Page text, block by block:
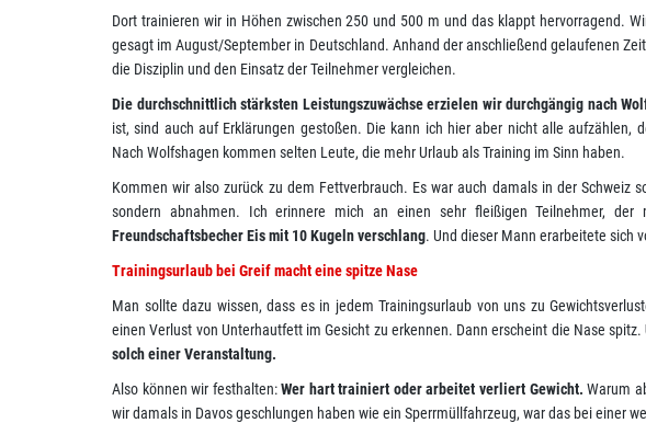
Dort trainieren wir in Höhen zwischen 250 und 500 m und das klappt hervorragend.
gesagt im August/September in Deutschland. Anhand der anschließend gelaufenen
die Disziplin und den Einsatz der Teilnehmer vergleichen.
Die durchschnittlich stärksten Leistungszuwächse erzielen wir durchgängig nach
ist, sind auch auf Erklärungen gestoßen. Die kann ich hier aber nicht alle aufzählen,
Nach Wolfshagen kommen selten Leute, die mehr Urlaub als Training im Sinn haben.
Kommen wir also zurück zu dem Fettverbrauch. Es war auch damals in der Schweiz
sondern abnahmen. Ich erinnere mich an einen sehr fleißigen Teilnehmer,
Freundschaftsbecher Eis mit 10 Kugeln verschlang. Und dieser Mann erarbeitete sich
Trainingsurlaub bei Greif macht eine spitze Nase
Man sollte dazu wissen, dass es in jedem Trainingsurlaub von uns zu
einen Verlust von Unterhautfett im Gesicht zu erkennen. Dann erscheint die Nase spitz.
solch einer Veranstaltung.
Also können wir festhalten:Wer hart trainiert oder arbeitet verliert Gewicht. Warum
wir damals in Davos geschlungen haben wie ein Sperrmüllfahrzeug, war das bei einer